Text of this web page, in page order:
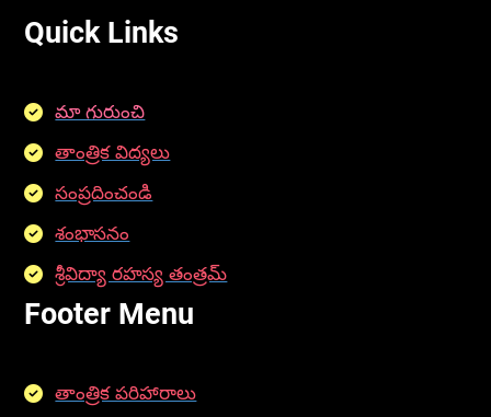
Quick Links
మా గురుంచి
తాంత్రిక విద్యలు
సంప్రదించండి
శంభాసనం
శ్రీవిద్యా రహస్య తంత్రమ్
Footer Menu
తాంత్రిక పరిహారాలు